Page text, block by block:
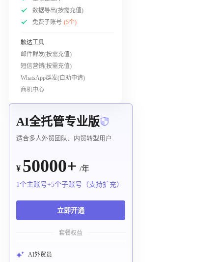
数据导出(按需充值)
免费子账号 (5个)
触达工具
邮件群发(按需充值)
短信营销(按需充值)
WhatsApp群发(自助申请)
商机中心
AI全托管专业版
适合多人外贸团队、内贸转型用户
¥ 50000+ /年
1个主账号+5个子账号（支持扩充）
立即开通
套餐权益
AI外贸员